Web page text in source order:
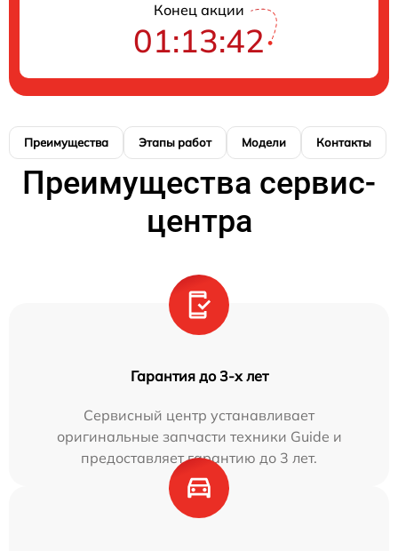
Конец акции
01:13:41
Преимущества Этапы работ Модели Контакты
Преимущества сервис-
центра
Гарантия до 3-х лет
Сервисный центр устанавливает
оригинальные запчасти техники Guide и
предоставляет гарантию до 3 лет.